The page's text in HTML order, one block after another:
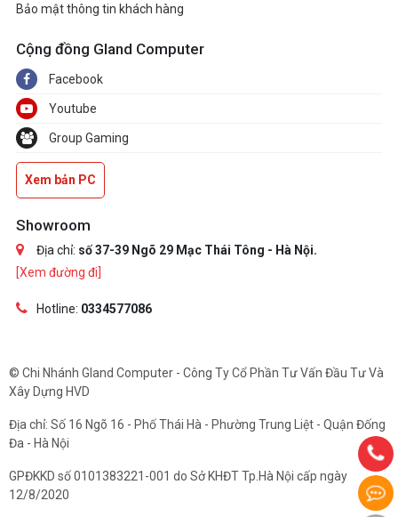
Bảo mật thông tin khách hàng
Cộng đồng Gland Computer
Facebook
Youtube
Group Gaming
Xem bản PC
Showroom
Địa chỉ: số 37-39 Ngõ 29 Mạc Thái Tông - Hà Nội.
[Xem đường đi]
Hotline: 0334577086
© Chi Nhánh Gland Computer - Công Ty Cổ Phần Tư Vấn Đầu Tư Và
Xây Dựng HVD
Địa chỉ: Số 16 Ngõ 16 - Phố Thái Hà - Phường Trung Liệt - Quận Đống
Đa - Hà Nội
GPĐKKD số 0101383221-001 do Sở KHĐT Tp.Hà Nội cấp ngày
12/8/2020